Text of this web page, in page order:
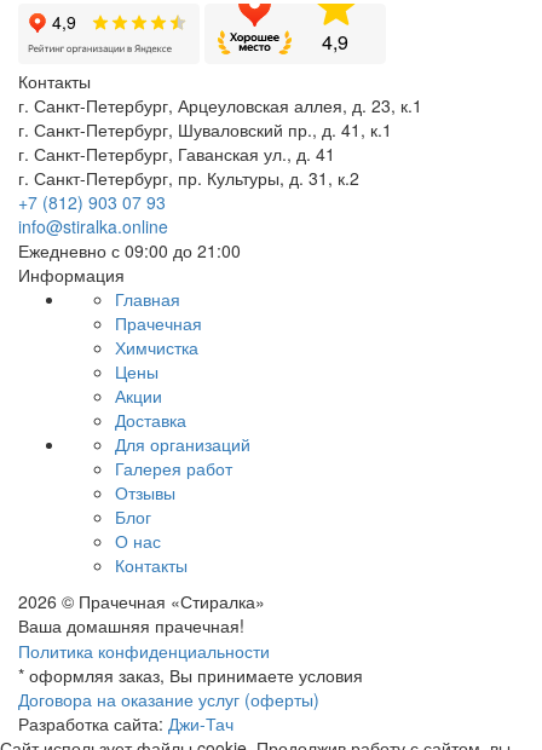
Контакты
г. Санкт-Петербург, Арцеуловская аллея, д. 23, к.1
г. Санкт-Петербург, Шуваловский пр., д. 41, к.1
г. Санкт-Петербург, Гаванская ул., д. 41
г. Санкт-Петербург, пр. Культуры, д. 31, к.2
+7 (812) 903 07 93
info@stiralka.online
Ежедневно с 09:00 до 21:00
Информация
Главная
Прачечная
Химчистка
Цены
Акции
Доставка
Для организаций
Галерея работ
Отзывы
Блог
О нас
Контакты
2026 © Прачечная «Стиралка»
Ваша домашняя прачечная!
Политика конфиденциальности
* оформляя заказ, Вы принимаете условия
Договора на оказание услуг (оферты)
Разработка сайта: Джи-Тач